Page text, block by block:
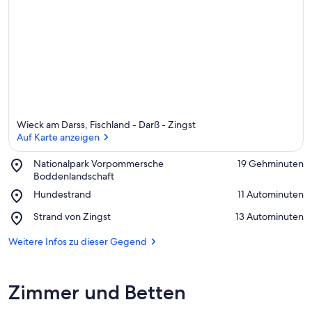
Wieck am Darss, Fischland - Darß - Zingst
Auf Karte anzeigen
Nationalpark Vorpommersche
Boddenlandschaft
Place,
Nationalpark
Vorpommersche
Boddenlandschaft
‪19 Gehminuten‬
Hundestrand
Place,
‪11 Autominuten‬
Strand von Zingst
Place,
von
‪13 Autominuten‬
Weitere Infos zu dieser Gegend
Zimmer und Betten